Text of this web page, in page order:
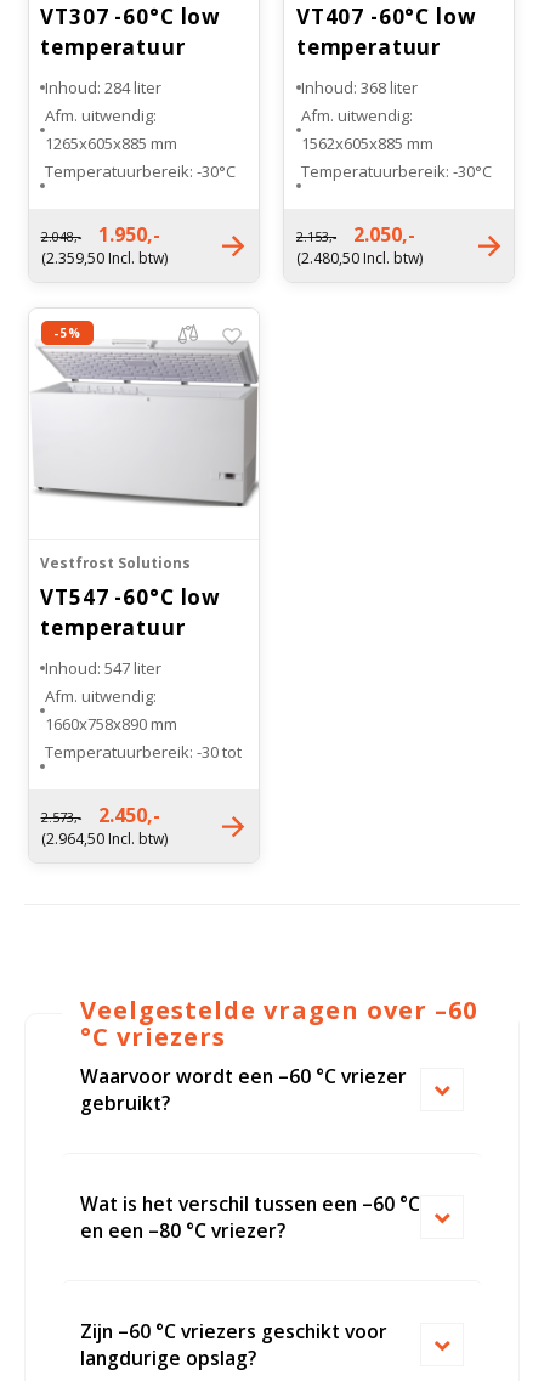
VT307 -60°C low
temperatuur
vriezer
Inhoud: 284 liter
Afm. uitwendig:
1265x605x885 mm
Temperatuurbereik: -30°C
Energieverbruik: 6.20
kWh/24h
Koelsysteem: Compressor
koeling
2.048,- 1.950,-
(2.359,50 Incl. btw)
VT407 -60°C low
temperatuur
vriezer
Inhoud: 368 liter
Afm. uitwendig:
1562x605x885 mm
Temperatuurbereik: -30°C
Energieverbruik: 7,70
kWh/24h
Koelsysteem: Compressor
2.153,- 2.050,-
(2.480,50 Incl. btw)
-5%
Vestfrost Solutions
VT547 -60°C low
temperatuur
vriezer
Inhoud: 547 liter
Afm. uitwendig:
1660x758x890 mm
Temperatuurbereik: -30 tot
Energieverbruik: 6.00
kWh/24h
Koelsysteem: Compressor
2.573,- 2.450,-
(2.964,50 Incl. btw)
Veelgestelde vragen over –60
°C vriezers
Waarvoor wordt een –60 °C vriezer
gebruikt?
Wat is het verschil tussen een –60 °C
en een –80 °C vriezer?
Zijn –60 °C vriezers geschikt voor
langdurige opslag?